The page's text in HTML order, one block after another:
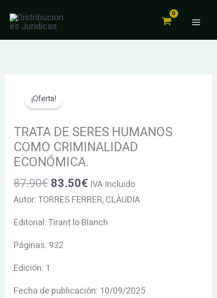
¡Oferta!
TRATA DE SERES HUMANOS
COMO CRIMINALIDAD
ECONÓMICA.
87.90€
precio
original
era:
87.90€.
83.50€
es:
83.50€.
IVA Incluido
Autor: TORRES FERRER, CLÀUDIA
Editorial: Tirant lo Blanch
Páginas: 932
Edición: 1
Fecha de publicación: 10/09/2025
SERES
HUMANOS
COMO
CRIMINALIDAD
ECONÓMICA.
cantidad
HUMANOS